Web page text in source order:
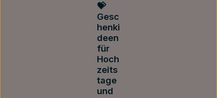
💝
Gesc
henki
deen
für
Hoch
zeits
tage
und